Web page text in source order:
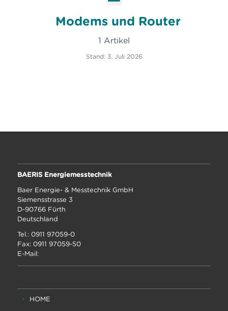
Modems und Router
1 Artikel
Stand: 3. Juli 2026
BAERIS Energiemesstechnik
Baer Energie- & Messtechnik GmbH
Siemensstrasse 3
D-90766 Fürth
Deutschland
Tel.: 0911 97059-0
Fax: 0911 97059-50
E-Mail:
HOME